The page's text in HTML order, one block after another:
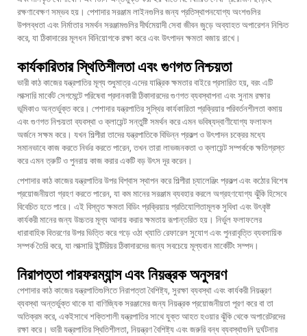
রক্ষণাবেক্ষণ সম্ভব হয়। পেশাদার সরঞ্জাম লাইনগুলির জন্য প্রতিস্থাপনযোগ্য অংশগুলির
উপলব্ধতা এবং নির্মাতার সমর্থন সরঞ্জামগুলির দীর্ঘমেয়াদী সেবা জীবন জুড়ে অব্যাহত অপারেশন নিশ্চিত
করে, যা ঠিকাদারের মূলধন বিনিয়োগকে রক্ষা করে এবং উৎপাদন ক্ষমতা বজায় রাখে।
কার্যকারিতার স্থিতিশীলতা এবং গুণগত নিশ্চয়তা
ভারী কাঠ কাজের যন্ত্রপাতির মূল্য শুধুমাত্র এদের যান্ত্রিক ক্ষমতার বাইরে প্রসারিত হয়, বরং এটি
লাক্সারি মার্কেট সেগমেন্টে পরিষেবা প্রদানকারী ঠিকাদারদের গুণগত ব্যবস্থাপনা এবং সুনাম রক্ষার
ভূমিকাও অন্তর্ভুক্ত করে। পেশাদার যন্ত্রপাতির সুস্থির কার্যকারিতা প্রক্রিয়ার পরিবর্তনশীলতা কমায়
এবং গুণগত নিশ্চয়তা ব্যবস্থা ও ক্লায়েন্ট সন্তুষ্টি সমর্থন করে এমন ভবিষ্যদ্বাণীযোগ্য ফলাফল
অর্জনে সক্ষম করে। যখন শিল্পীরা তাদের যন্ত্রপাতিকে বিভিন্ন প্রকল্প ও উৎপাদন চক্রের মধ্যে
সমানভাবে কাজ করতে নির্ভর করতে পারেন, তখন তারা লাভজনকতা ও ক্লায়েন্ট সম্পর্ককে ক্ষতিগ্রস্ত
করে এমন ত্রুটি ও পুনরায় কাজ করার একটি বড় উৎস দূর করেন।
পেশাদার কাঠ কাজের যন্ত্রপাতির উপর বিশ্বাস স্থাপন করে শিল্পীরা চ্যালেঞ্জিং প্রকল্প এবং কঠোর বিশেষ
প্রয়োজনীয়তা গ্রহণ করতে পারেন, যা কম মানের সরঞ্জাম ব্যবহার করলে অগ্রহণযোগ্য ঝুঁকি হিসেবে
বিবেচিত হতে পারে। এই বিস্তৃত ক্ষমতা বিডিং প্রক্রিয়ায় প্রতিযোগিতামূলক সুবিধা এবং উৎকৃষ্ট
কার্যকরী মানের জন্য উচ্চতর মূল্য আদায় করার ক্ষমতায় রূপান্তরিত হয়। নির্ভুল ফলাফলের
ধারাবাহিক বিতরণের উপর ভিত্তি করে গড়ে ওঠা খ্যাতি রেফারেল সুযোগ এবং পুনরাবৃত্তি ব্যবসায়িক
সম্পর্ক তৈরি করে, যা লাক্সারি ইন্টিরিয়র ঠিকাদারদের জন্য সবচেয়ে মূল্যবান মার্কেটিং সম্পদ।
নিরাপত্তা পারফরম্যান্স এবং নিয়ন্ত্রক অনুসরণ
পেশাদার কাঠ কাজের যন্ত্রপাতিগুলিতে নিরাপত্তা বৈশিষ্ট্য, সুরক্ষা ব্যবস্থা এবং কার্যকরী নিয়ন্ত্রণ
ব্যবস্থা অন্তর্ভুক্ত থাকে যা বাণিজ্যিক সরঞ্জামের জন্য নিয়ন্ত্রক প্রয়োজনীয়তা পূরণ করে বা তা
অতিক্রম করে, একইসাথে শক্তিশালী যন্ত্রপাতির সাথে যুক্ত আহত হওয়ার ঝুঁকি থেকে অপারেটরদের
রক্ষা করে। ভারী যন্ত্রপাতির স্থিতিশীলতা, নিয়ন্ত্রণ বৈশিষ্ট্য এবং জরুরি বন্ধ ব্যবস্থাগুলি দুর্ঘটনার